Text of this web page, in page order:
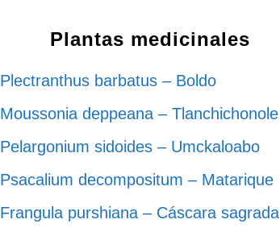
Plantas medicinales
Plectranthus barbatus – Boldo
Moussonia deppeana – Tlanchichonole
Pelargonium sidoides – Umckaloabo
Psacalium decompositum – Matarique
Frangula purshiana – Cáscara sagrada